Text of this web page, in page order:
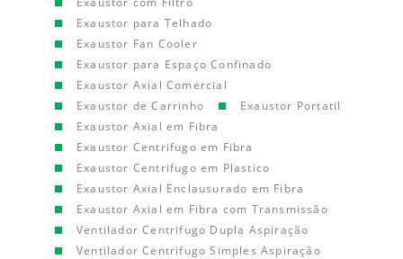
Exaustor para Telhado
Exaustor Fan Cooler
Exaustor para Espaço Confinado
Exaustor Axial Comercial
Exaustor de Carrinho
Exaustor Portatil
Exaustor Axial em Fibra
Exaustor Centrifugo em Fibra
Exaustor Centrifugo em Plastico
Exaustor Axial Enclausurado em Fibra
Exaustor Axial em Fibra com Transmissão
Ventilador Centrifugo Dupla Aspiração
Ventilador Centrifugo Simples Aspiração